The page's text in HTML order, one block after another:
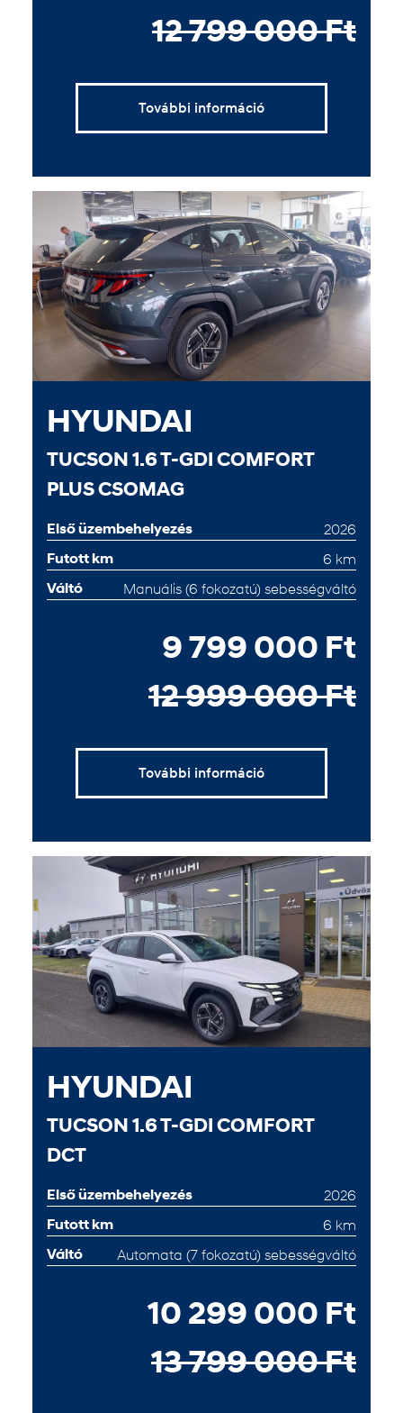
12 799 000 Ft
További információ
HYUNDAI
TUCSON 1.6 T-GDI COMFORT
PLUS CSOMAG
Első üzembehelyezés
2026
Futott km
6 km
Váltó
Manuális (6 fokozatú) sebességváltó
9 799 000 Ft
12 999 000 Ft
További információ
HYUNDAI
TUCSON 1.6 T-GDI COMFORT
DCT
Első üzembehelyezés
2026
Futott km
6 km
Váltó
Automata (7 fokozatú) sebességváltó
10 299 000 Ft
13 799 000 Ft